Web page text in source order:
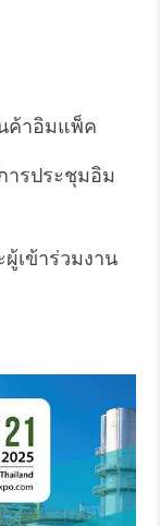
ค้าอิมแพ็ค
ารประชุมอิม
เข้าร่วมงาน